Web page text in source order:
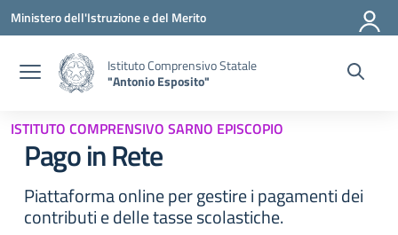
Vai ai contenuti
Vai al menu di navigazione
Vai al footer
Ministero dell'Istruzione e del Merito
Istituto Comprensivo Statale
"Antonio Esposito"
ISTITUTO COMPRENSIVO SARNO EPISCOPIO
Pago in Rete
Piattaforma online per gestire i pagamenti dei
contributi e delle tasse scolastiche.